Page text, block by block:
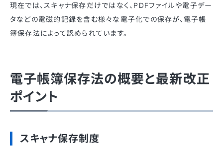
現在では、スキャナ保存だけではなく、PDFファイルや電子デー
タなどの電磁的記録を含む様々な電子化での保存が、電子帳
簿保存法によって認められています。
電子帳簿保存法の概要と最新改正
ポイント
スキャナ保存制度